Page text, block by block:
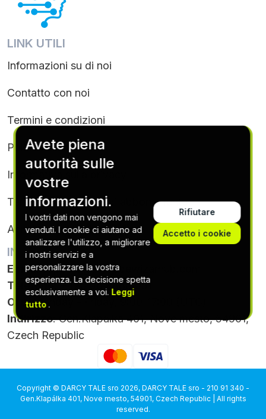
LINK UTILI
Informazioni su di noi
Contatto con noi
Termini e condizioni
Politica sui cookie
Informativa sulla privacy
Termini e condizioni di abbonamento
Annullamento dell’iscrizione
INFORMAZIONI DI CONTATTO
Email:support@thecodewizarhub.com
Telefono: +420 564 880 051
Ore: Monday - Friday, 9:00-17:00 (UTC)
Indirizzo: Gen.Klapálka 401, Nove mesto, 54901,
Czech Republic
Copyright © DARCY TALE sro 2026, DARCY TALE sro - 210 91 340 -
Gen.Klapálka 401, Nove mesto, 54901, Czech Republic | All rights
reserved.
Avete piena
autorità sulle
vostre
informazioni.
I vostri dati non vengono mai
venduti. I cookie ci aiutano ad
analizzare l'utilizzo, a migliorare
i nostri servizi e a
personalizzare la vostra
esperienza. La decisione spetta
esclusivamente a voi. Leggi
tutto .
Rifiutare
Accetto i cookie